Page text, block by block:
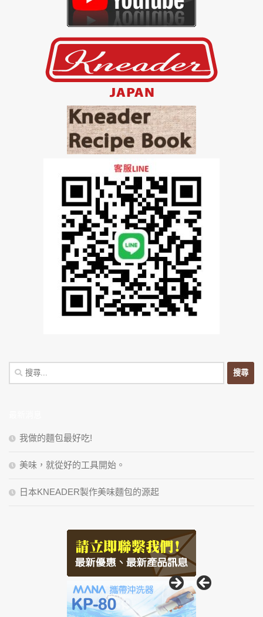
搜
尋
我做的麵包最好吃!
美味，就從好的工具開始。
日本KNEADER製作美味麵包的源起